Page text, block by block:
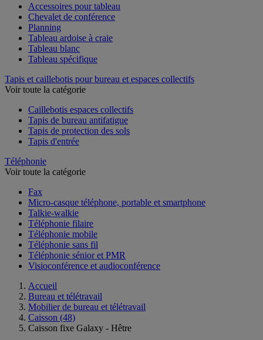
Accessoires pour tableau
Chevalet de conférence
Planning
Tableau ardoise à craie
Tableau blanc
Tableau spécifique
Tapis et caillebotis pour bureau et espaces collectifs
Voir toute la catégorie
Caillebotis espaces collectifs
Tapis de bureau antifatigue
Tapis de protection des sols
Tapis d'entrée
Téléphonie
Voir toute la catégorie
Fax
Micro-casque téléphone, portable et smartphone
Talkie-walkie
Téléphonie filaire
Téléphonie mobile
Téléphonie sans fil
Téléphonie sénior et PMR
Visioconférence et audioconférence
Accueil
Bureau et télétravail
Mobilier de bureau et télétravail
Caisson (48)
Caisson fixe Galaxy - Hêtre